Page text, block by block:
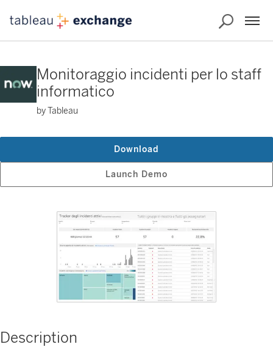
Monitoraggio incidenti per lo staff
informatico
by Tableau
Launch Demo
Download
Description